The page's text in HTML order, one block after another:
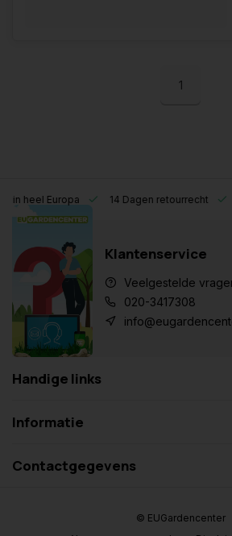
1
Europa 14 Dagen retourrecht
Klantenservice
Veelgestelde
020-3417308
Handige links
Informatie
Contactgegevens
© EUGardencenter